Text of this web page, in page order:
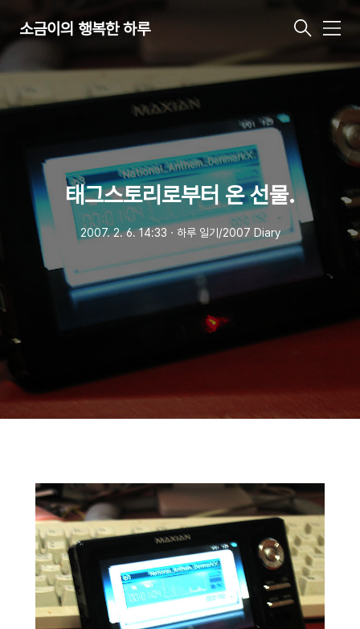
소금이의 행복한 하루
메
태그스토리로부터 온 선물.
2007. 2. 6. 14:33 ㆍ 하루 일기/2007 Diary